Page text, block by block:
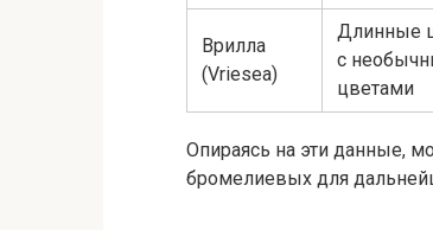
Врилла
(Vriesea)
Длинные
с
цветами
Опираясь на эти данные,
бромелиевых для